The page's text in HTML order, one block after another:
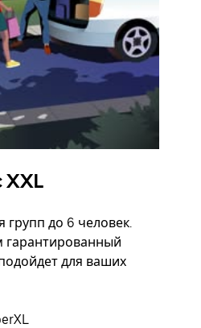
XXL
групп до 6 человек.
гарантированный
для ваших